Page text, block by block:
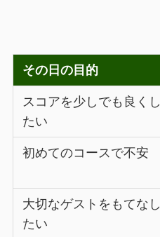
その日の目的
スコアを少しでも良くし
たい
初めてのコースで不安
大切なゲストをもてなし
たい